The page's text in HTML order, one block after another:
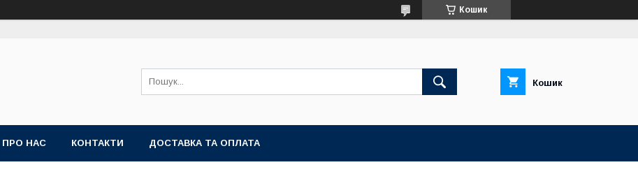
Кошик
Кошик
ПРО НАС КОНТАКТИ ДОСТАВКА ТА ОПЛАТА